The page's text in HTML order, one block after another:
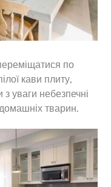
по
кави плиту,
уваги небезпечні
домашніх тварин.